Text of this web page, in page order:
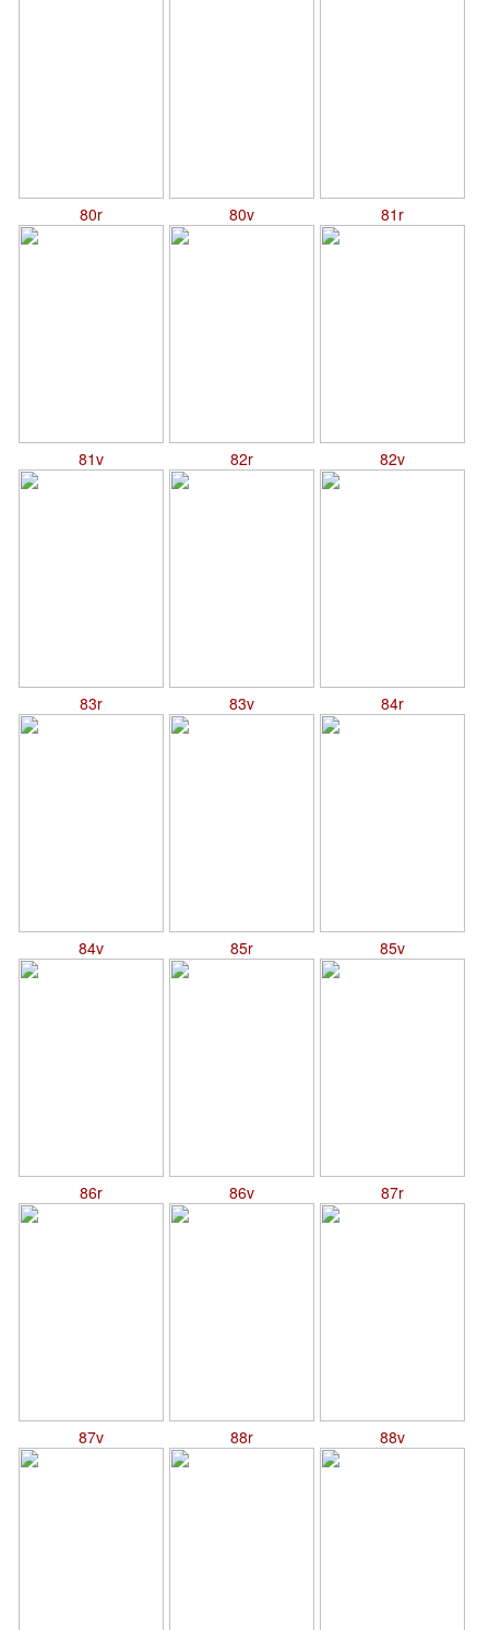
80r 80v 81r
81v 82r 82v
83r 83v 84r
84v 85r 85v
86r 86v 87r
87v 88r 88v